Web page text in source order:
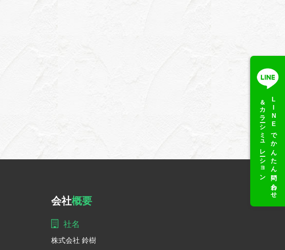
LINEでかんたん問い合わせ
＆カラーシミュレーション
会社概要
社名
株式会社 鈴樹